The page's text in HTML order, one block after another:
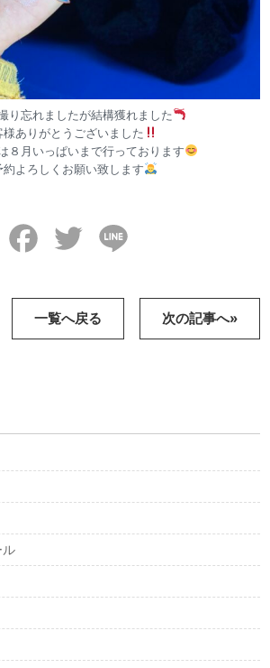
り忘れましたが結構獲れました
様ありがとうございました
８月いっぱいまで行っております
約よろしくお願い致します
FacebookTwitter
一覧へ戻る 次の記事へ»
ル